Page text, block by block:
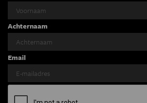
Achternaam
Email